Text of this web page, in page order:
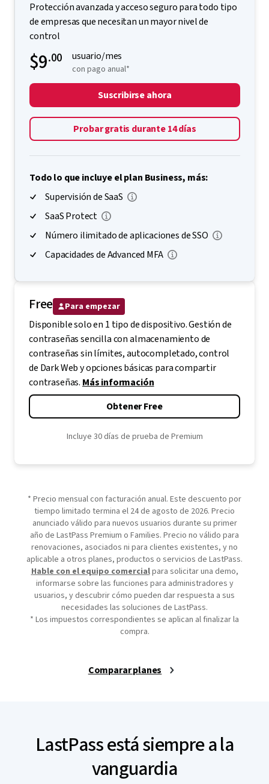
Protección avanzada y acceso seguro para todo tipo
de empresas que necesitan un mayor nivel de
control
$9.00 usuario/mes
con pago anual*
Suscribirse ahora
Probar gratis durante 14 días
Todo lo que incluye el plan Business, más:
Supervisión de SaaS
SaaS Protect
Número ilimitado de aplicaciones de SSO
Capacidades de Advanced MFA
Free Para empezar
Disponible solo en 1 tipo de dispositivo. Gestión de
contraseñas sencilla con almacenamiento de
contraseñas sin límites, autocompletado, control
de Dark Web y opciones básicas para compartir
contraseñas. Más información
Obtener Free
Incluye 30 días de prueba de Premium
* Precio mensual con facturación anual. Este descuento por
tiempo limitado termina el 24 de agosto de 2026. Precio
anunciado válido para nuevos usuarios durante su primer
año de LastPass Premium o Families. Precio no válido para
renovaciones, asociados ni para clientes existentes, y no
aplicable a otros planes, productos o servicios de LastPass.
Hable con el equipo comercialpara solicitar una demo,
informarse sobre las funciones para administradores y
usuarios, y descubrir cómo pueden dar respuesta a sus
necesidades las soluciones de LastPass.
* Los impuestos correspondientes se aplican al finalizar la
compra.
Comparar planes
LastPass está siempre a la
vanguardia